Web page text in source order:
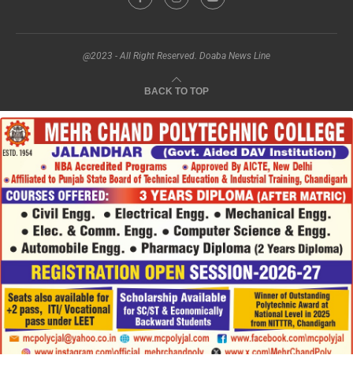
@2023 - All Right Reserved. Doaba News Line
BACK TO TOP